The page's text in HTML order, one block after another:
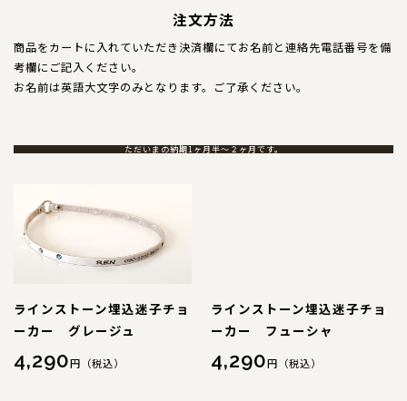
犬の本革ハーネス
犬の本革ハーフチョーク
犬のチャーム
大型犬用
ペットカート用ネームプレート
特注品
おすすめ商品
お直し
注文方法
商品をカートに入れていただき決済欄にてお名前と連絡先電話番号を備
考欄にご記入ください。
お名前は英語大文字のみとなります。ご了承ください。
ただいまの納期1ヶ月半～２ヶ月です。
ラインストーン埋込迷子チョ
ーカー グレージュ
4,290円（税込）
ラインストーン埋込迷子チョ
ーカー フューシャ
4,290円（税込）